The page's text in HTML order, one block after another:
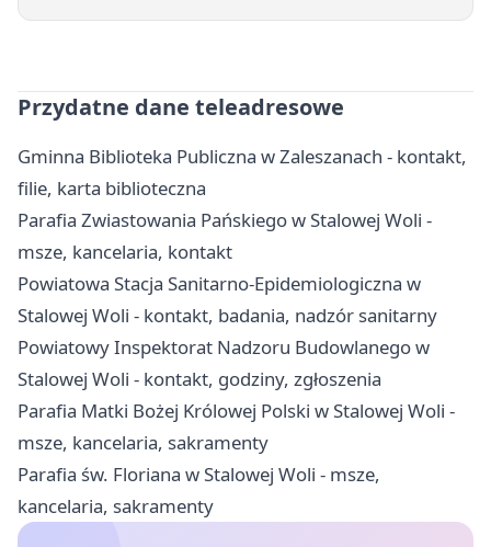
Przydatne dane teleadresowe
Gminna Biblioteka Publiczna w Zaleszanach - kontakt,
filie, karta biblioteczna
Parafia Zwiastowania Pańskiego w Stalowej Woli -
msze, kancelaria, kontakt
Powiatowa Stacja Sanitarno-Epidemiologiczna w
Stalowej Woli - kontakt, badania, nadzór sanitarny
Powiatowy Inspektorat Nadzoru Budowlanego w
Stalowej Woli - kontakt, godziny, zgłoszenia
Parafia Matki Bożej Królowej Polski w Stalowej Woli -
msze, kancelaria, sakramenty
Parafia św. Floriana w Stalowej Woli - msze,
kancelaria, sakramenty